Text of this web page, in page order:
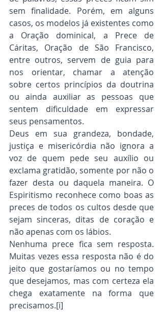
sem finalidade. Porém, em alguns
casos, os modelos já existentes como
a Oração dominical, a Prece de
Cáritas, Oração de São Francisco,
entre outros, servem de guia para
nos orientar, chamar a atenção
sobre certos princípios da doutrina
ou ainda auxiliar as pessoas que
sentem dificuldade em expressar
seus pensamentos.
Deus em sua grandeza, bondade,
justiça e misericórdia não ignora a
voz de quem pede seu auxílio ou
exclama gratidão, somente por não o
fazer desta ou daquela maneira. O
Espiritismo reconhece como boas as
preces de todos os cultos desde que
sejam sinceras, ditas de coração e
não apenas com os lábios.
Nenhuma prece fica sem resposta.
Muitas vezes essa resposta não é do
jeito que gostaríamos ou no tempo
que desejamos, mas com certeza ela
chega exatamente na forma que
precisamos.[i]